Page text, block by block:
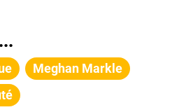
Meghan Markle